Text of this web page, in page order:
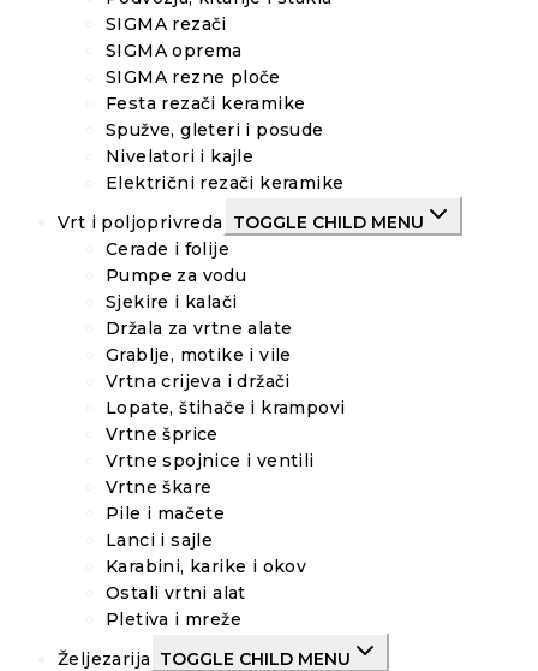
SIGMA rezači
SIGMA oprema
SIGMA rezne ploče
Festa rezači keramike
Spužve, gleteri i posude
Nivelatori i kajle
Električni rezači keramike
Vrt i poljoprivreda
TOGGLE CHILD MENU
Cerade i folije
Pumpe za vodu
Sjekire i kalači
Držala za vrtne alate
Grablje, motike i vile
Vrtna crijeva i držači
Lopate, štihače i krampovi
Vrtne šprice
Vrtne spojnice i ventili
Vrtne škare
Pile i mačete
Lanci i sajle
Karabini, karike i okov
Ostali vrtni alat
Pletiva i mreže
Željezarija TOGGLE CHILD MENU